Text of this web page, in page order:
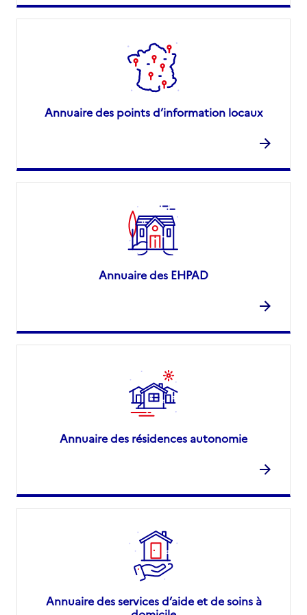
Annuaire des points d’information locaux
Annuaire des EHPAD
Annuaire des résidences autonomie
Annuaire des services d’aide et de soins à